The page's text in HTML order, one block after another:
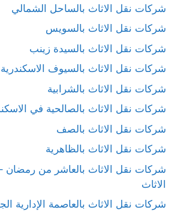
شركات نقل الاثاث بالساحل الشمالي
شركات نقل الاثاث بالسويس
شركات نقل الاثاث بالسيدة زينب
شركات نقل الاثاث بالسيوف الاسكندرية
شركات نقل الاثاث بالشرابية
شركات نقل الاثاث بالصالحية في
شركات نقل الاثاث بالصف
شركات نقل الاثاث بالظاهرية
شركات نقل الاثاث بالعاشر من رمضان
الاثاث
شركات نقل الاثاث بالعاصمة الإدارية